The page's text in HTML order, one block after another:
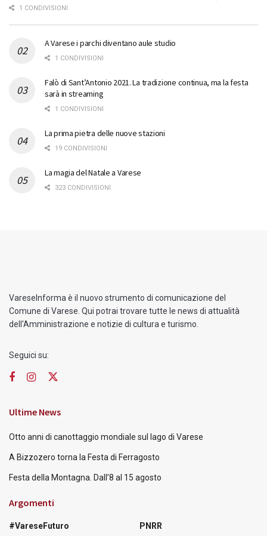
1 CONDIVISIONI
A Varese i parchi diventano aule studio
1 CONDIVISIONI
Falò di Sant’Antonio 2021. La tradizione continua, ma la festa
sarà in streaming
1 CONDIVISIONI
La prima pietra delle nuove stazioni
19 CONDIVISIONI
La magia del Natale a Varese
323 CONDIVISIONI
VareseInforma è il nuovo strumento di comunicazione del
Comune di Varese. Qui potrai trovare tutte le news di attualità
dell'Amministrazione e notizie di cultura e turismo.
Seguici su:
Ultime News
Otto anni di canottaggio mondiale sul lago di Varese
A Bizzozero torna la Festa di Ferragosto
Festa della Montagna. Dall’8 al 15 agosto
Argomenti
#VareseFuturo
PNRR